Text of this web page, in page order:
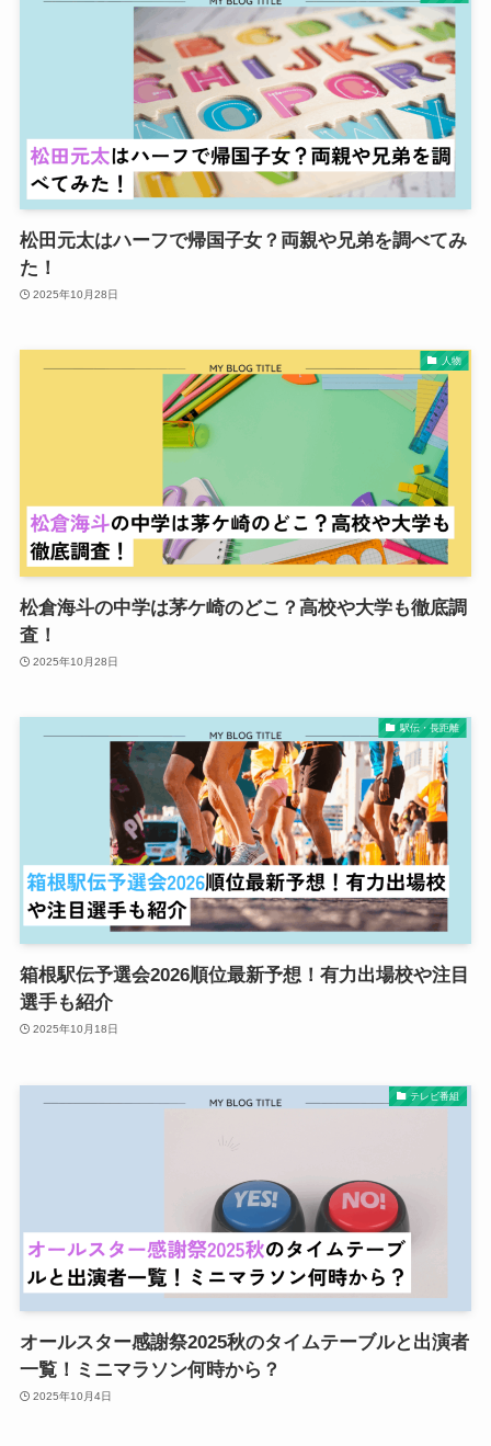
松田元太はハーフで帰国子女？両親や兄弟を調べてみ
た！
2025年10月28日
人物
松倉海斗の中学は茅ケ崎のどこ？高校や大学も徹底調
査！
2025年10月28日
駅伝・長距離
箱根駅伝予選会2026順位最新予想！有力出場校や注目
選手も紹介
2025年10月18日
テレビ番組
オールスター感謝祭2025秋のタイムテーブルと出演者
一覧！ミニマラソン何時から？
2025年10月4日